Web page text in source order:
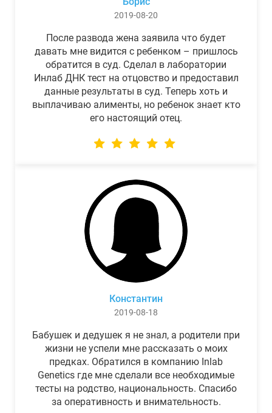
2019-08-20
После развода жена заявила что будет
давать мне видится с ребенком – пришлось
обратится в суд. Сделал в лаборатории
Инлаб ДНК тест на отцовство и предоставил
данные результаты в суд. Теперь хоть и
выплачиваю алименты, но ребенок знает кто
его настоящий отец.
Константин
2019-08-18
Бабушек и дедушек я не знал, а родители при
жизни не успели мне рассказать о моих
предках. Обратился в компанию Inlab
Genetics где мне сделали все необходимые
тесты на родство, национальность. Спасибо
за оперативность и внимательность.